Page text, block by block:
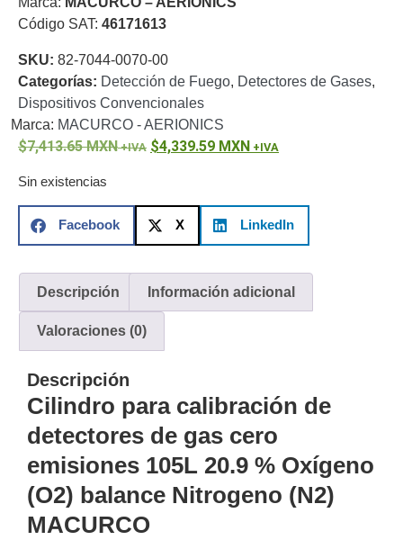
o
de
VideoTransceptores
de Video
Cables y
Conectores
a
RCAAudio
y
Coaxial y
Conectores
Cables
Armados -
CoaxialCategoría
ÓpticaPara
Alimentación
ElectricidadRG59
Tipo
CaP Telefónico VGA
/ DVI /
HDMI
Código SAT: 46171613
SKU: 82-7044-0070-00
Categorías: Detección de Fuego, Detectores de Gases,
Dispositivos Convencionales
Marca: MACURCO - AERIONICS
7,413.65MXN 4,339.59 MXN
Sin existencias
Facebook X LinkedIn
Descripción Información adicional
Valoraciones (0)
Descripción
Cilindro para calibración de
detectores de gas cero
emisiones 105L 20.9 % Oxígeno
(O2) balance Nitrogeno (N2)
MACURCO